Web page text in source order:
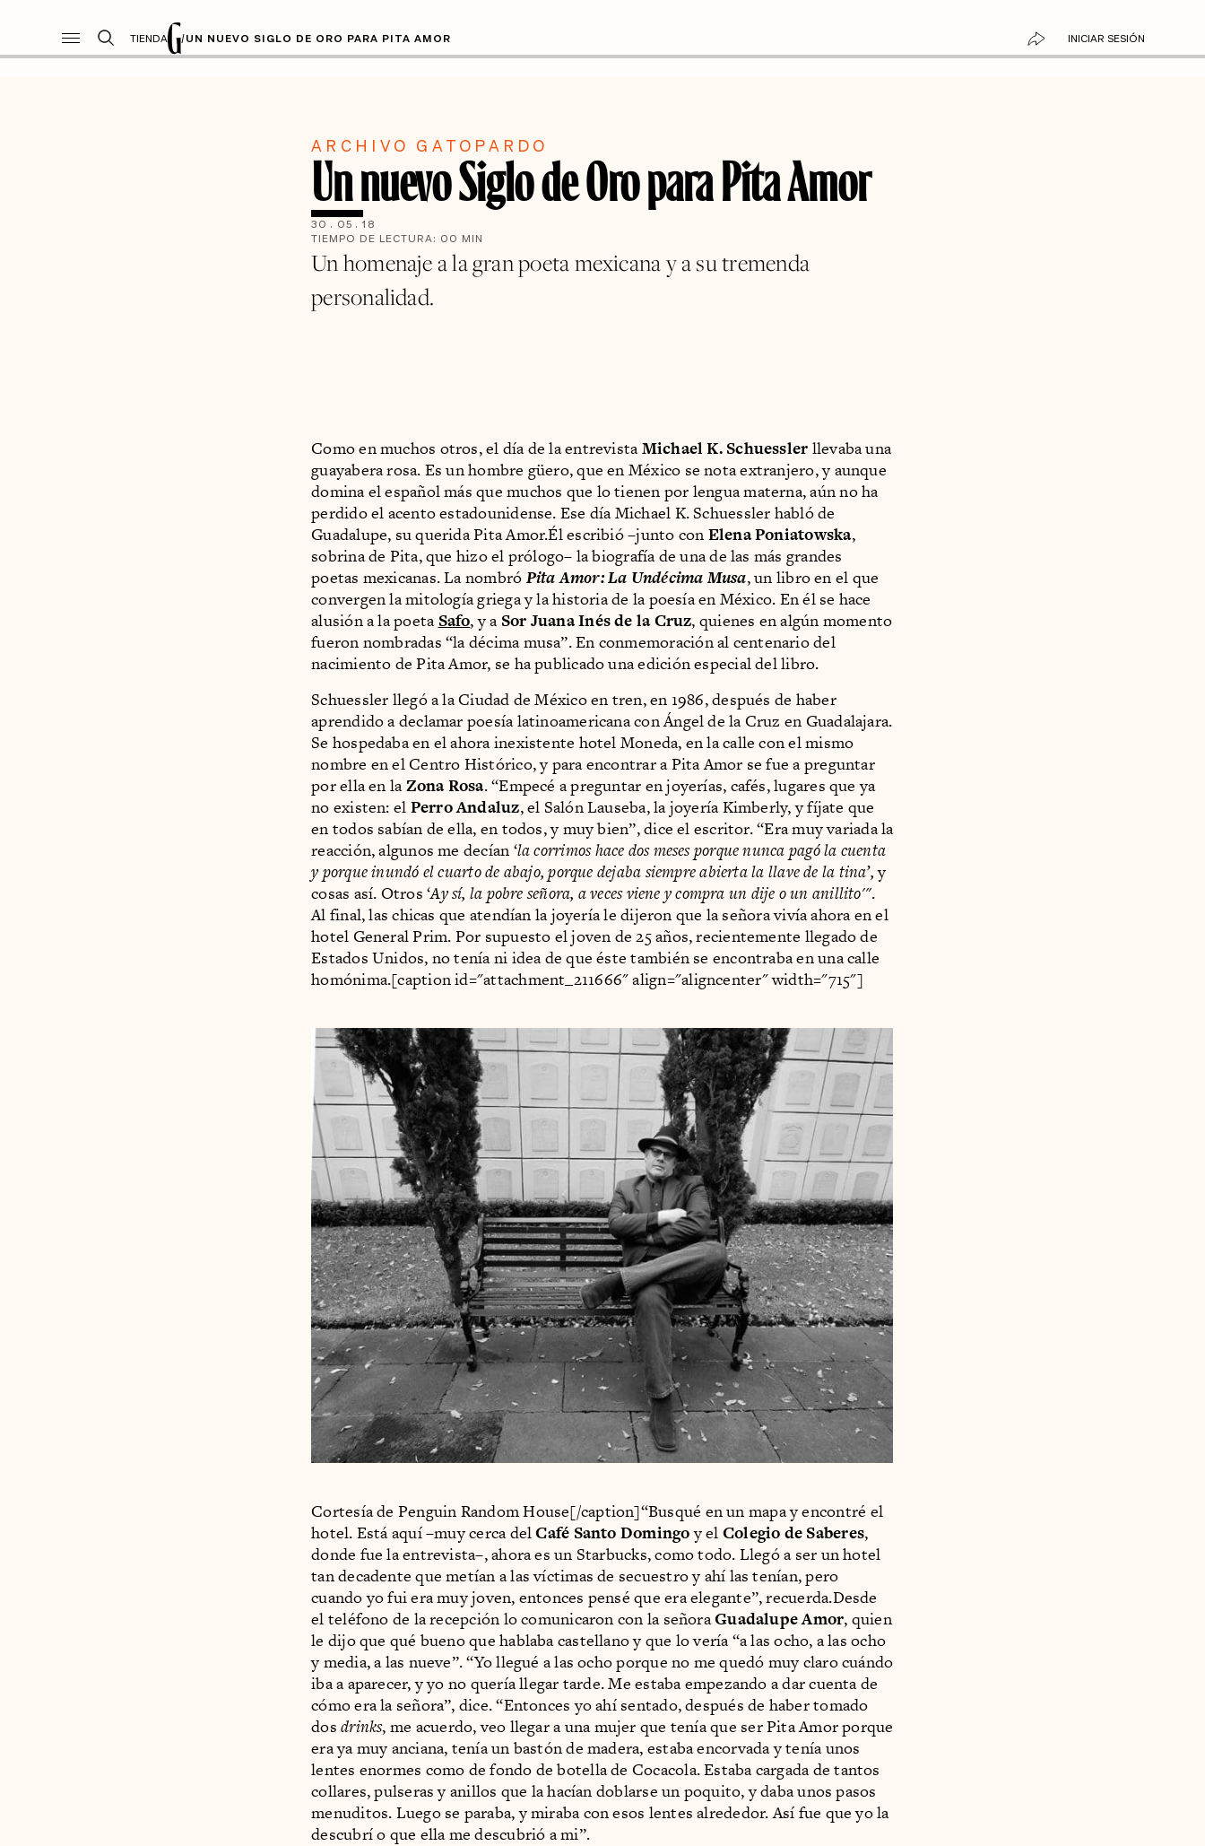
TIENDA /UN NUEVO SIGLO DE ORO PARA PITA AMOR INICIAR SESIÓN
ARCHIVO GATOPARDO
Un nuevo Siglo de Oro para Pita Amor
30 . 05 . 18
TIEMPO DE LECTURA: 00 MIN
Un homenaje a la gran poeta mexicana y a su tremenda
personalidad.
Como en muchos otros, el día de la entrevistaMichael K. Schuessler llevaba una
guayabera rosa. Es un hombre güero, que en México se nota extranjero, y aunque
domina el español más que muchos que lo tienen por lengua materna, aún no ha
perdido el acento estadounidense. Ese día Michael K. Schuessler habló de
Guadalupe, su querida Pita Amor.Él escribió –junto con Elena Poniatowska,
sobrina de Pita, que hizo el prólogo– la biografía de una de las más grandes
poetas mexicanas. La nombró Pita Amor: La Undécima Musa, un libro en el que
convergen la mitología griega y la historia de la poesía en México. En él se hace
alusión a la poeta Safo, y a Sor Juana Inés de la Cruz, quienes en algún momento
fueron nombradas “la décima musa”. En conmemoración al centenario del
nacimiento de Pita Amor, se ha publicado una edición especial del libro.
Schuessler llegó a la Ciudad de México en tren, en 1986, después de haber
aprendido a declamar poesía latinoamericana con Ángel de la Cruz en Guadalajara.
Se hospedaba en el ahora inexistente hotel Moneda, en la calle con el mismo
nombre en el Centro Histórico, y para encontrar a Pita Amor se fue a preguntar
por ella en laZona Rosa. “Empecé a preguntar en joyerías, cafés, lugares que ya
no existen: el Perro Andaluz, el Salón Lauseba, la joyería Kimberly, y fíjate que
en todos sabían de ella, en todos, y muy bien”, dice el escritor. “Era muy variada la
reacción, algunos me decían ‘la corrimos hace dos meses porque nunca pagó la cuenta
y porque inundó el cuarto de abajo, porque dejaba siempre abierta la llave de la tina’,y
cosas así. Otros ‘Ay sí, la pobre señora, a veces viene y compra un dije o un anillito'".
Al final, las chicas que atendían la joyería le dijeron que la señora vivía ahora en el
hotel General Prim. Por supuesto el joven de 25 años, recientemente llegado de
Estados Unidos, no tenía ni idea de que éste también se encontraba en una calle
homónima.[caption id="attachment_211666" align="aligncenter" width="715"]
Cortesía de Penguin Random House[/caption]“Busqué en un mapa y encontré el
hotel. Está aquí –muy cerca delCafé Santo Domingoy el Colegio de Saberes,
donde fue la entrevista–, ahora es un Starbucks, como todo. Llegó a ser un hotel
tan decadente que metían a las víctimas de secuestro y ahí las tenían, pero
cuando yo fui era muy joven, entonces pensé que era elegante”, recuerda.Desde
el teléfono de la recepción lo comunicaron con la señoraGuadalupe Amor, quien
le dijo que qué bueno que hablaba castellano y que lo vería “a las ocho, a las ocho
y media, a las nueve”. “Yo llegué a las ocho porque no me quedó muy claro cuándo
iba a aparecer, y yo no quería llegar tarde. Me estaba empezando a dar cuenta de
cómo era la señora”, dice. “Entonces yo ahí sentado, después de haber tomado
dosdrinks, me acuerdo, veo llegar a una mujer que tenía que ser Pita Amor porque
era ya muy anciana, tenía un bastón de madera, estaba encorvada y tenía unos
lentes enormes como de fondo de botella de Cocacola. Estaba cargada de tantos
collares, pulseras y anillos que la hacían doblarse un poquito, y daba unos pasos
menuditos. Luego se paraba, y miraba con esos lentes alrededor. Así fue que yo la
descubrí o que ella me descubrió a mi”.